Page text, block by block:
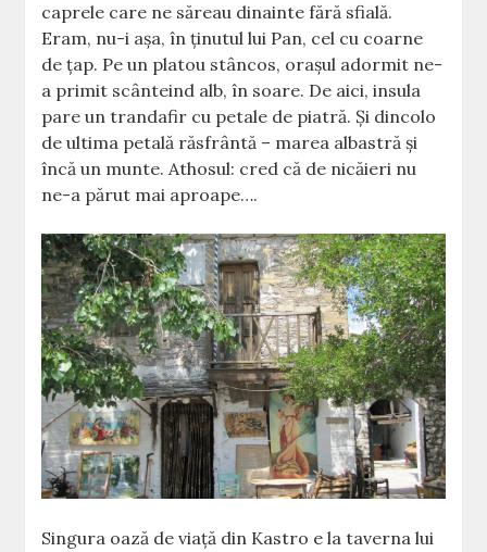
caprele care ne săreau dinainte fără sfială.
Eram, nu-i aşa, în ţinutul lui Pan, cel cu coarne
de ţap. Pe un platou stâncos, oraşul adormit ne-
a primit scânteind alb, în soare. De aici, insula
pare un trandafir cu petale de piatră. Şi dincolo
de ultima petală răsfrântă – marea albastră şi
încă un munte. Athosul: cred că de nicăieri nu
ne-a părut mai aproape….
Singura oază de viaţă din Kastro e la taverna lui